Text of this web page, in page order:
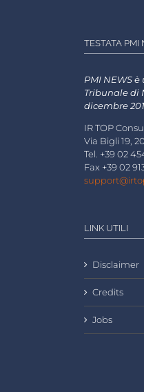
TESTATA PMI
PMI NEWS
Tribunale di
dicembre
IR TOP
Via Bigli 19,
Tel. +39 02
Fax +39 02
LINK UTILI
Disclaimer
Credits
Jobs